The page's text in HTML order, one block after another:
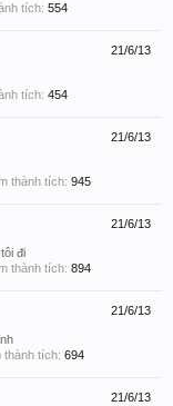
tích: 554
21/6/13
tích: 454
21/6/13
thành tích: 945
21/6/13
đi
thành tích: 894
21/6/13
thành tích: 694
21/6/13